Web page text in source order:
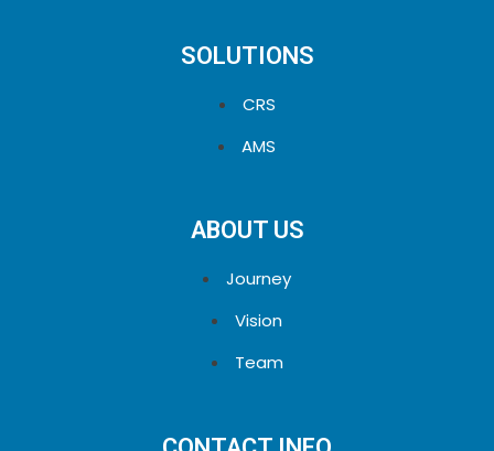
SOLUTIONS
CRS
AMS
ABOUT US
Journey
Vision
Team